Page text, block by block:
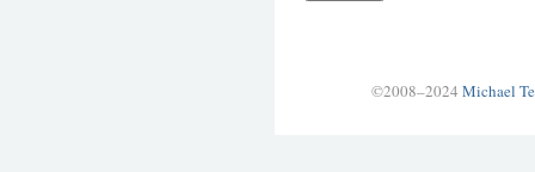
©2008–2024 Michael